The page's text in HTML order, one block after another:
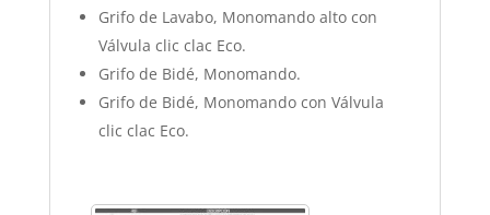
Grifo de Lavabo, Monomando alto con
Válvula clic clac Eco.
Grifo de Bidé, Monomando.
Grifo de Bidé, Monomando con Válvula
clic clac Eco.